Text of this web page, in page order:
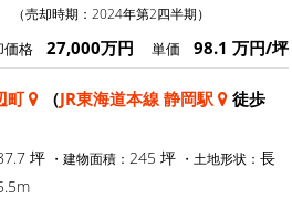
（売却時期：2024年第2四半期）
価格 27,000万円 単価 98.1 万円/坪
町 （JR東海道本線 静岡駅
徒歩
坪 ・建物面積： 245 坪 ・土地形状： 長